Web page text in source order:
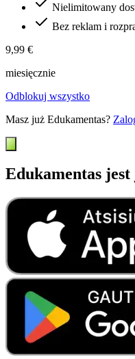
Nielimitowany
Bez reklam i
9,99 €
miesięcznie
Odblokuj wszystko
Masz już Edukamentas?
Edukamentas